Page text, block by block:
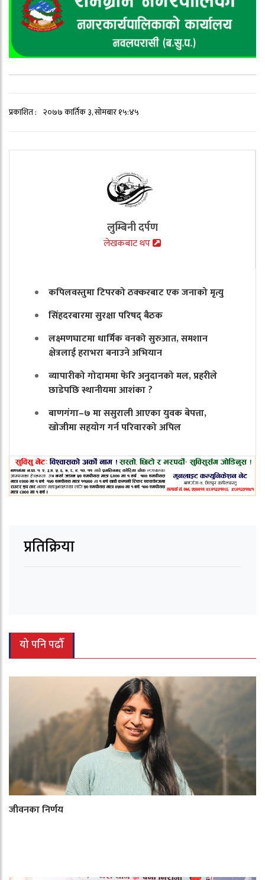
प्रकाशित : २०७७ कार्तिक ३, सोमबार १५:४५
लुम्बिनी दर्पण
लेखकबाट थप
कपिलवस्तुमा टिपरको ठक्करबाट एक जनाको मृत्यु
सिंहदरबारमा सुरक्षा परिषद् बैठक
लक्ष्मणघाटमा धार्मिक वनको सुरुआत, समशान
क्षेत्रलाई हराभरा बनाउने अभियान
व्यापारीको गोदाममा फेरि अनुदानको मल, प्रहरीले
छाडेपछि स्थानीयमा आशंका ?
बाणगंगा–७ मा ससुराली आएका युवक बेपत्ता,
खोजीमा सहयोग गर्न परिवारको अपिल
प्रतिक्रिया
यो पनि पढौँ
जीवनका निर्णय